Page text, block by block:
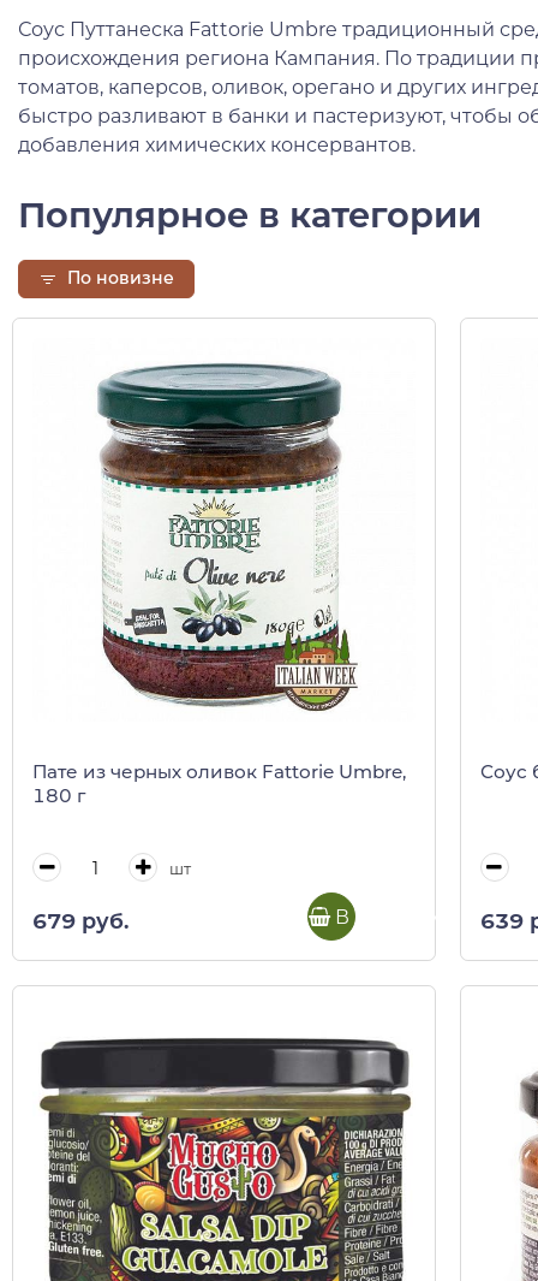
Соус Путтанеска Fattorie Umbre традиционный
происхождения региона Кампания. По традиции
томатов, каперсов, оливок, орегано и других
быстро разливают в банки и пастеризуют, чтобы
добавления химических консервантов.
Популярное в категории
По новизне
Пате из черных оливок Fattorie Umbre,
180 г
шт
679 руб. В корзину
Соус
639